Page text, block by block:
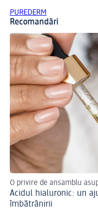
PUREDERM
Recomandări
O privire de ansamblu
Acidul hialuronic: un
îmbătrânirii